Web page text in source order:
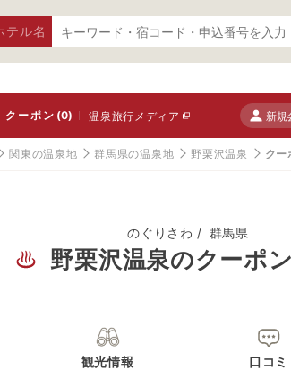
テル名
クーポン(0) 温泉旅行メディア 新規
関東の温泉地 群馬県の温泉地 野栗沢温泉 ク
のぐりさわ 群馬県
野栗沢温泉のクーポ
観光情報 口コミ